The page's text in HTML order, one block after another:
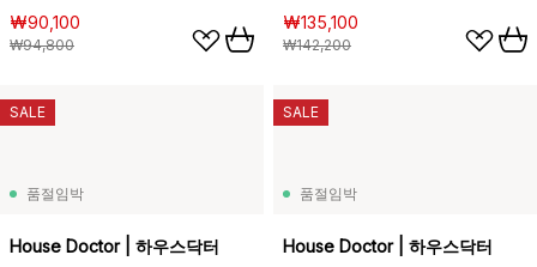
₩90,100
₩94,800
₩135,100
₩142,200
품절임박
House Doctor | 하우스닥터
SALE
품절임박
House Doctor | 하우스닥터
SALE